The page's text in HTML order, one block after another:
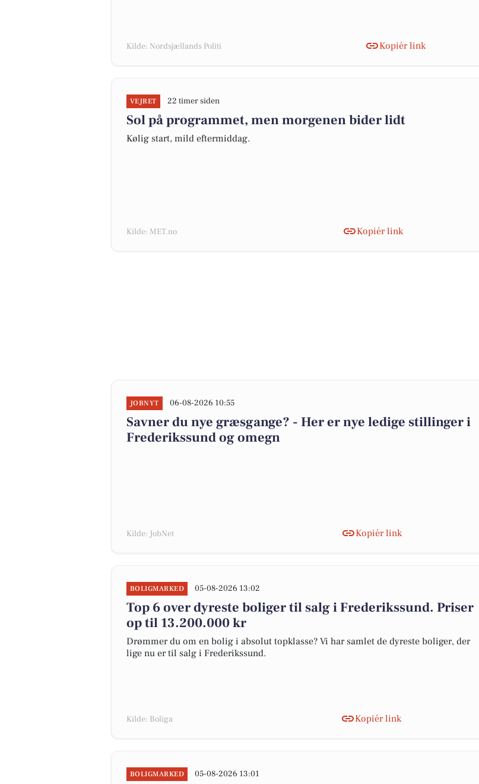
Kilde: Nordsjællands Politi Kopiér link
VEJRET 22 timer siden
Sol på programmet, men morgenen bider lidt
Kølig start, mild eftermiddag.
Kilde: MET.no Kopiér link
JOBNYT 06-08-2026 10:55
Savner du nye græsgange? - Her er nye ledige stillinger i
Frederikssund og omegn
Kilde: JobNet Kopiér link
BOLIGMARKED 05-08-2026 13:02
Top 6 over dyreste boliger til salg i Frederikssund. Priser
op til 13.200.000 kr
Drømmer du om en bolig i absolut topklasse? Vi har samlet de dyreste boliger, der
lige nu er til salg i Frederikssund.
Kilde: Boliga Kopiér link
BOLIGMARKED 05-08-2026 13:01